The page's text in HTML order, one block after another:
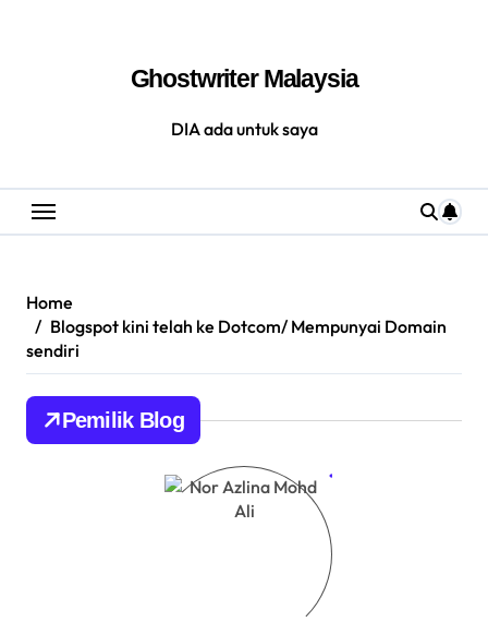
Ghostwriter Malaysia
DIA ada untuk saya
Home
Blogspot kini telah ke Dotcom/ Mempunyai Domain
sendiri
Pemilik Blog